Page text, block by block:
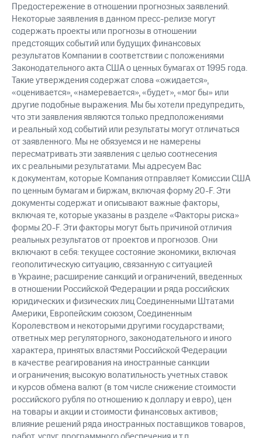
Предостережение в отношении прогнозных заявлений.
Некоторые заявления в данном пресс-релизе могут
содержать проекты или прогнозы в отношении
предстоящих событий или будущих финансовых
результатов Компании в соответствии с положениями
Законодательного акта США о ценных бумагах от 1995 года.
Такие утверждения содержат слова «ожидается»,
«оценивается», «намеревается», «будет», «мог бы» или
другие подобные выражения. Мы бы хотели предупредить,
что эти заявления являются только предположениями
и реальный ход событий или результаты могут отличаться
от заявленного. Мы не обязуемся и не намерены
пересматривать эти заявления с целью соотнесения
их с реальными результатами. Мы адресуем Вас
к документам, которые Компания отправляет Комиссии США
по ценным бумагам и биржам, включая форму 20-F. Эти
документы содержат и описывают важные факторы,
включая те, которые указаны в разделе «Факторы риска»
формы 20-F. Эти факторы могут быть причиной отличия
реальных результатов от проектов и прогнозов. Они
включают в себя: текущее состояние экономики, включая
геополитическую ситуацию, связанную с ситуацией
в Украине; расширение санкций и ограничений, введенных
в отношении Российской Федерации и ряда российских
юридических и физических лиц Соединенными Штатами
Америки, Европейским союзом, Соединенным
Королевством и некоторыми другими государствами;
ответных мер регуляторного, законодательного и иного
характера, принятых властями Российской Федерации
в качестве реагирования на иностранные санкции
и ограничения; высокую волатильность учетных ставок
и курсов обмена валют (в том числе снижение стоимости
российского рубля по отношению к доллару и евро), цен
на товары и акции и стоимости финансовых активов;
влияние решений ряда иностранных поставщиков товаров,